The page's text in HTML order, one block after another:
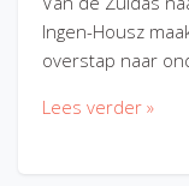
Ingen-Housz
overstap naar
Lees verder »